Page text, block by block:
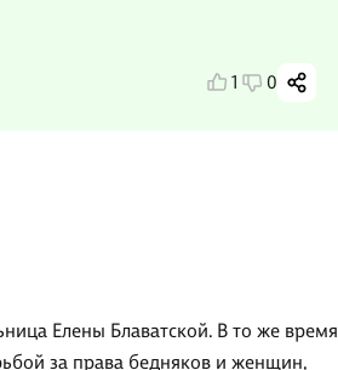
Елены Блаватской. В то же время
за права бедняков и женщин,
1 0